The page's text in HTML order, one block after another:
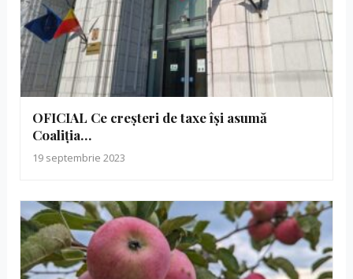
OFICIAL Ce creșteri de taxe își asumă
Coaliția…
19 septembrie 2023